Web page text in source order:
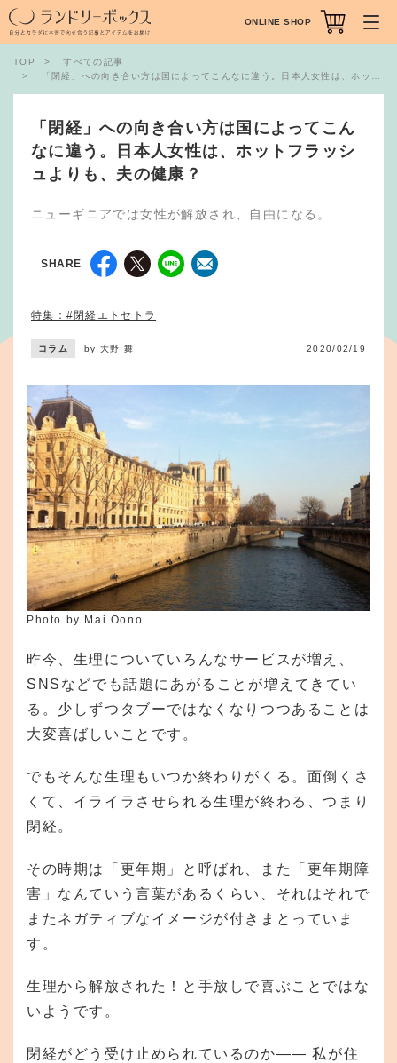
TOP
すべての記事
「閉経」への向き合い方は国によってこんなに違う。日本人女性は、ホットフラッシュよりも、夫の健康？
「閉経」への向き合い方は国によってこん
なに違う。日本人女性は、ホットフラッシ
ュよりも、夫の健康？
ニューギニアでは女性が解放され、自由になる。
SHARE
特集：#閉経エトセトラ
コラム by 大野 舞 2020/02/19
Photo by Mai Oono
昨今、生理についていろんなサービスが増え、
SNSなどでも話題にあがることが増えてきてい
る。少しずつタブーではなくなりつつあることは
大変喜ばしいことです。
でもそんな生理もいつか終わりがくる。面倒くさ
くて、イライラさせられる生理が終わる、つまり
閉経。
その時期は「更年期」と呼ばれ、また「更年期障
害」なんていう言葉があるくらい、それはそれで
またネガティブなイメージが付きまとっていま
す。
生理から解放された！と手放しで喜ぶことではな
いようです。
閉経がどう受け止められているのか—— 私が住
ONLINE SHOP